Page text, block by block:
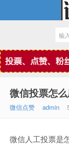
微信点赞
微信投票怎
微信点赞 admin
微信人工投票是